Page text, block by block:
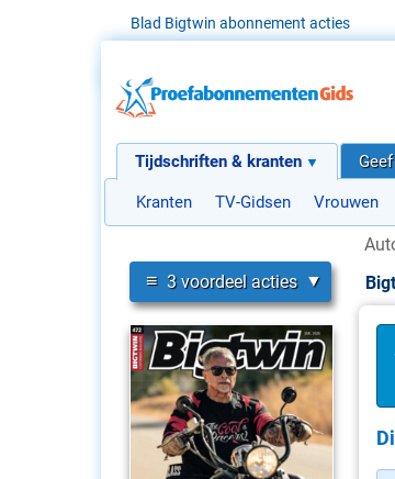
Blad Bigtwin abonnement acties
Tijdschriften & kranten
Kranten TV-Gidsen Vrouwen
≡ 3 voordeel acties